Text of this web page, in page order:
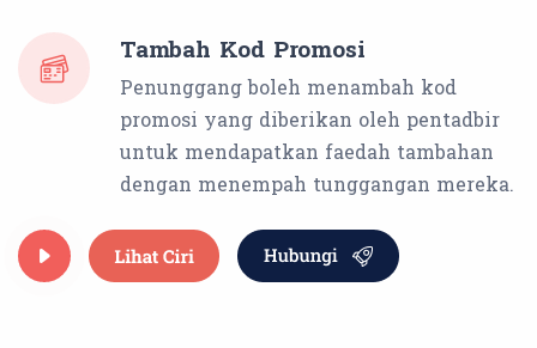
Tambah Kod Promosi
Penunggang boleh menambah kod
promosi yang diberikan oleh pentadbir
untuk mendapatkan faedah tambahan
dengan menempah tunggangan mereka.